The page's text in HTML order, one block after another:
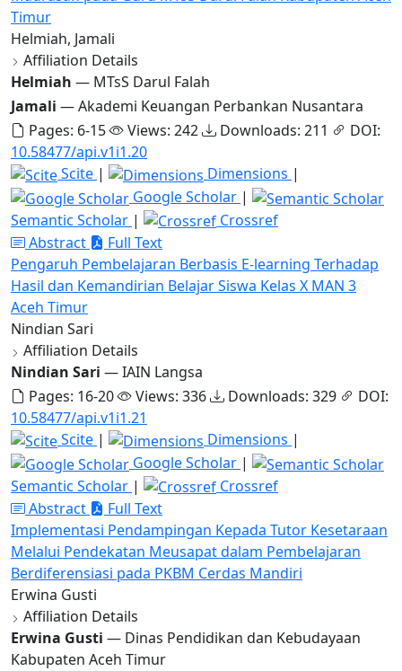
Timur
Helmiah, Jamali
Affiliation Details
Helmiah — MTsS Darul Falah
Jamali — Akademi Keuangan Perbankan Nusantara
Pages: 6-15
Views: 242 Downloads: 211
DOI:
10.58477/api.v1i1.20
Scite | Dimensions |
Google Scholar |
Semantic Scholar |
Crossref
Abstract
Full Text
Pengaruh Pembelajaran Berbasis E-learning Terhadap
Hasil dan Kemandirian Belajar Siswa Kelas X MAN 3
Aceh Timur
Nindian Sari
Affiliation Details
Nindian Sari — IAIN Langsa
Pages: 16-20
Views: 336 Downloads: 329
DOI:
10.58477/api.v1i1.21
Scite | Dimensions |
Google Scholar |
Semantic Scholar |
Crossref
Abstract
Full Text
Implementasi Pendampingan Kepada Tutor Kesetaraan
Melalui Pendekatan Meusapat dalam Pembelajaran
Berdiferensiasi pada PKBM Cerdas Mandiri
Erwina Gusti
Affiliation Details
Erwina Gusti — Dinas Pendidikan dan Kebudayaan
Kabupaten Aceh Timur